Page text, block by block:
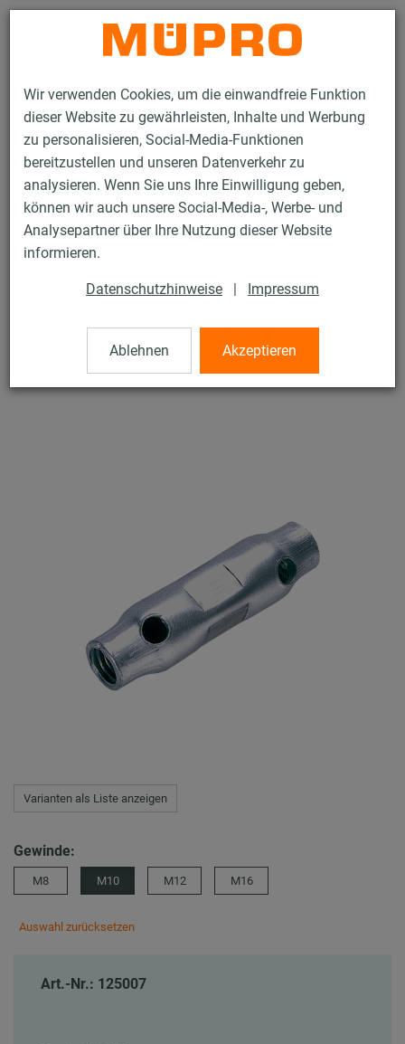
Wir verwenden Cookies, um die einwandfreie Funktion
dieser Website zu gewährleisten, Inhalte und Werbung
zu personalisieren, Social-Media-Funktionen
bereitzustellen und unseren Datenverkehr zu
analysieren. Wenn Sie uns Ihre Einwilligung geben,
können wir auch unsere Social-Media-, Werbe- und
Analysepartner über Ihre Nutzung dieser Website
informieren.
Datenschutzhinweise | Impressum
Ablehnen Akzeptieren
Kontakt
Produkte Befestigungstechnik Montageteile Spannschlösser
58 / 81
Spannschlösser
Spannschloss, M10 x 60 mm, Links- / Rechtsgewinde,
Varianten als Liste anzeigen
Gewinde:
M8 M10 M12 M16
Auswahl zurücksetzen
Art.-Nr.: 125007